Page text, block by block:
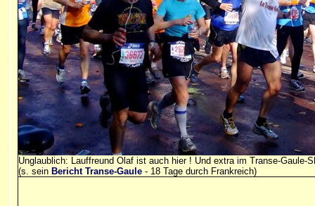
Unglaublich: Lauffreund Olaf ist auch hier ! Und extra im Transe-Gaule-
(s. sein Bericht Transe-Gaule - 18 Tage durch Frankreich)